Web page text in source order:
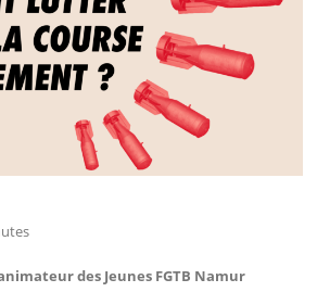
des Jeunes FGTB Namur